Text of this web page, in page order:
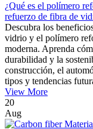
¿Qué es el polímero
refuerzo de fibra de
Descubra los
vidrio y el polímero
moderna. Aprenda
durabilidad y la
construcción, el
tipos y tendencias
View More
20
Aug